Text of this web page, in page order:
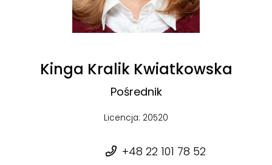
Kinga Kralik Kwiatkowska
Pośrednik
Licencja: 20520
+48 22 101 78 52